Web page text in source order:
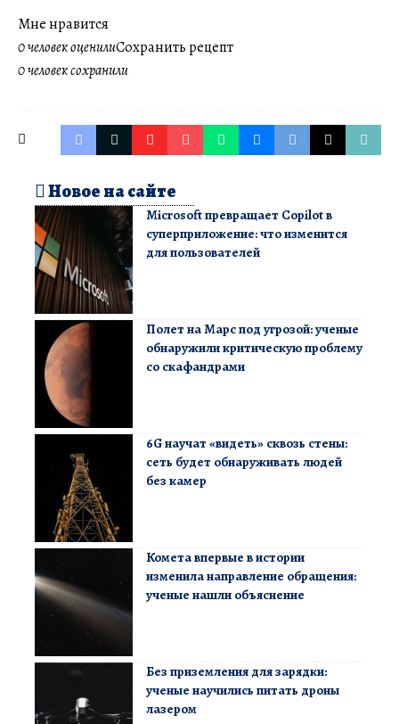
Мне нравится
0 человек оценилиСохранить рецепт
0 человек сохранили
Новое на сайте
Microsoft превращает Copilot в
суперприложение: что изменится
для пользователей
Полет на Марс под угрозой: ученые
обнаружили критическую проблему
со скафандрами
6G научат «видеть» сквозь стены:
сеть будет обнаруживать людей
без камер
Комета впервые в истории
изменила направление обращения:
ученые нашли объяснение
Без приземления для зарядки:
ученые научились питать дроны
лазером